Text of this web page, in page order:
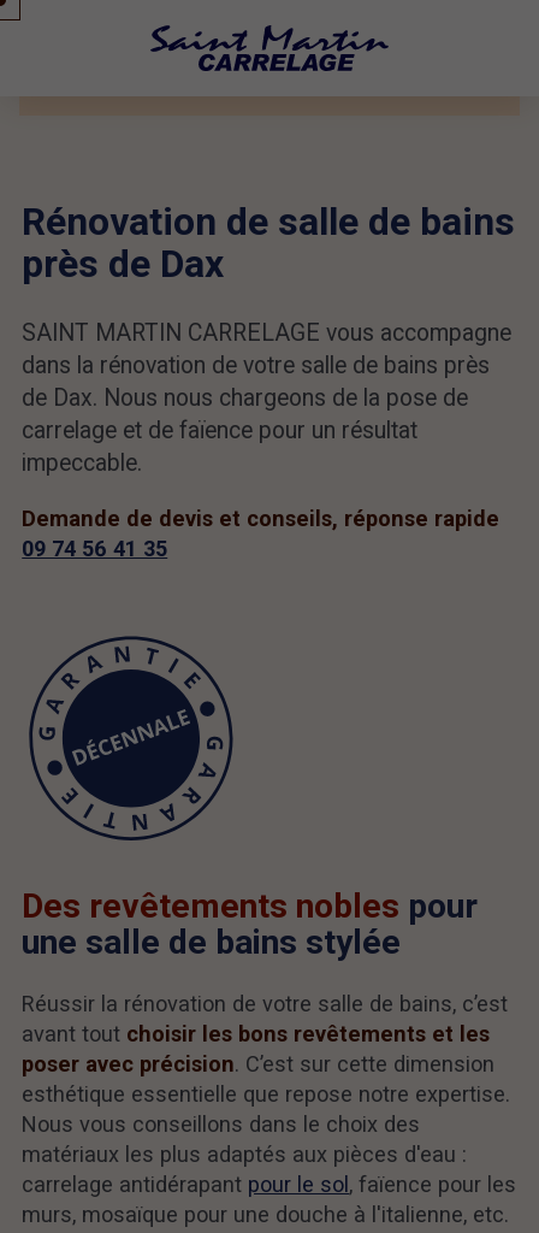
Rénovation de salle de bains
près de Dax
SAINT MARTIN CARRELAGE vous accompagne
dans la rénovation de votre salle de bains près
de Dax. Nous nous chargeons de la pose de
carrelage et de faïence pour un résultat
impeccable.
Demande de devis et conseils, réponse rapide
09 74 56 41 35
Des revêtements nobles pour
une salle de bains stylée
Réussir la rénovation de votre salle de bains, c’est
avant tout choisir les bons revêtements et les
poser avec précision. C’est sur cette dimension
esthétique essentielle que repose notre expertise.
Nous vous conseillons dans le choix des
matériaux les plus adaptés aux pièces d'eau :
carrelage antidérapant pour le sol , faïence pour les
murs, mosaïque pour une douche à l'italienne, etc.